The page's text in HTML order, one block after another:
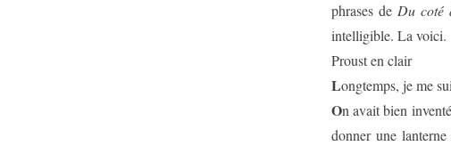
phrases de Du coté
intelligible. La voici.
Proust en clair
Longtemps, je me
On avait bien
donner une